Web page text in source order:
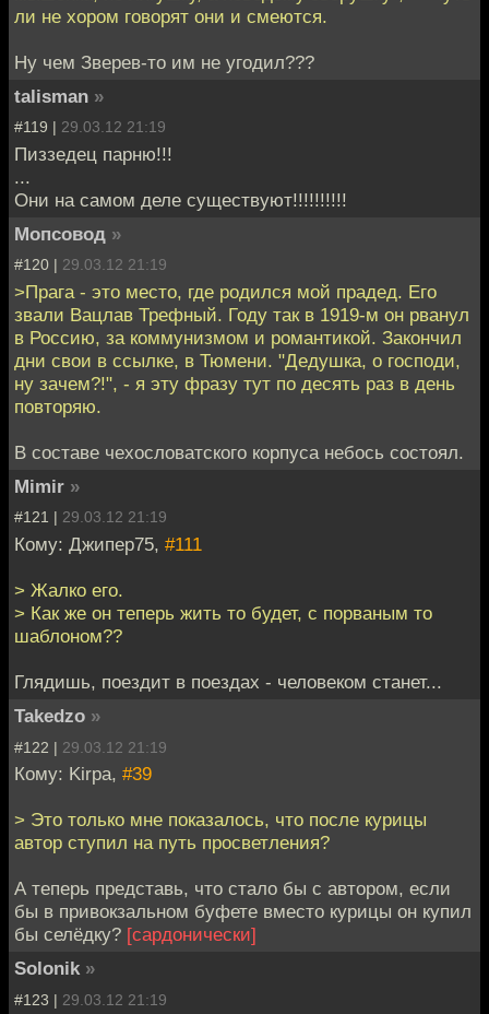
ли не хором говорят они и смеются.
Ну чем Зверев-то им не угодил???
talisman »
#119 | 29.03.12 21:19
Пиззедец парню!!!
...
Они на самом деле существуют!!!!!!!!!!
Мопсовод »
#120 | 29.03.12 21:19
>Прага - это место, где родился мой прадед. Его
звали Вацлав Трефный. Году так в 1919-м он рванул
в Россию, за коммунизмом и романтикой. Закончил
дни свои в ссылке, в Тюмени. "Дедушка, о господи,
ну зачем?!", - я эту фразу тут по десять раз в день
повторяю.
В составе чехословатского корпуса небось состоял.
Mimir »
#121 | 29.03.12 21:19
Кому: Джипер75, #111
> Жалко его.
> Как же он теперь жить то будет, с порваным то
шаблоном??
Глядишь, поездит в поездах - человеком станет...
Takedzo »
#122 | 29.03.12 21:19
Кому: Kirpa, #39
> Это только мне показалось, что после курицы
автор ступил на путь просветления?
А теперь представь, что стало бы с автором, если
бы в привокзальном буфете вместо курицы он купил
бы селёдку? [сардонически]
Solonik »
#123 | 29.03.12 21:19